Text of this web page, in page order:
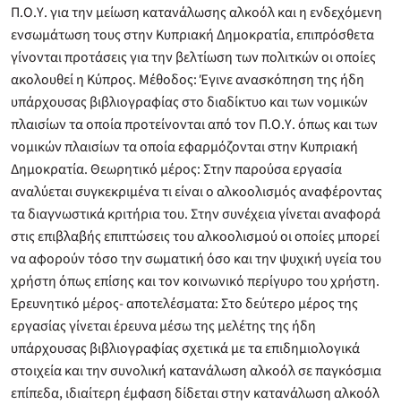
Π.Ο.Υ. για την μείωση κατανάλωσης αλκοόλ και η ενδεχόμενη
ενσωμάτωση τους στην Κυπριακή Δημοκρατία, επιπρόσθετα
γίνονται προτάσεις για την βελτίωση των πολιτκών οι οποίες
ακολουθεί η Κύπρος. Μέθοδος: Έγινε ανασκόπηση της ήδη
υπάρχουσας βιβλιογραφίας στο διαδίκτυο και των νομικών
πλαισίων τα οποία προτείνονται από τον Π.Ο.Υ. όπως και των
νομικών πλαισίων τα οποία εφαρμόζονται στην Κυπριακή
Δημοκρατία. Θεωρητικό μέρος: Στην παρούσα εργασία
αναλύεται συγκεκριμένα τι είναι ο αλκοολισμός αναφέροντας
τα διαγνωστικά κριτήρια του. Στην συνέχεια γίνεται αναφορά
στις επιβλαβής επιπτώσεις του αλκοολισμού οι οποίες μπορεί
να αφορούν τόσο την σωματική όσο και την ψυχική υγεία του
χρήστη όπως επίσης και τον κοινωνικό περίγυρο του χρήστη.
Ερευνητικό μέρος- αποτελέσματα: Στο δεύτερο μέρος της
εργασίας γίνεται έρευνα μέσω της μελέτης της ήδη
υπάρχουσας βιβλιογραφίας σχετικά με τα επιδημιολογικά
στοιχεία και την συνολική κατανάλωση αλκοόλ σε παγκόσμια
επίπεδα, ιδιαίτερη έμφαση δίδεται στην κατανάλωση αλκοόλ